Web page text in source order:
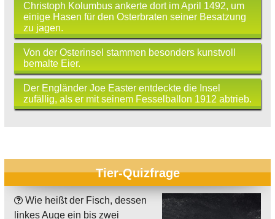
Christoph Kolumbus ankerte dort im April 1492, um
einige Hasen für den Osterbraten seiner Besatzung
zu jagen.
Von der Osterinsel stammen besonders kunstvoll
bemalte Eier.
Der Engländer Joe Easter entdeckte die Insel
zufällig, als er mit seinem Fesselballon 1912 abtrieb.
Tier-Quizfrage
Wie heißt der Fisch, dessen
linkes Auge ein bis zwei